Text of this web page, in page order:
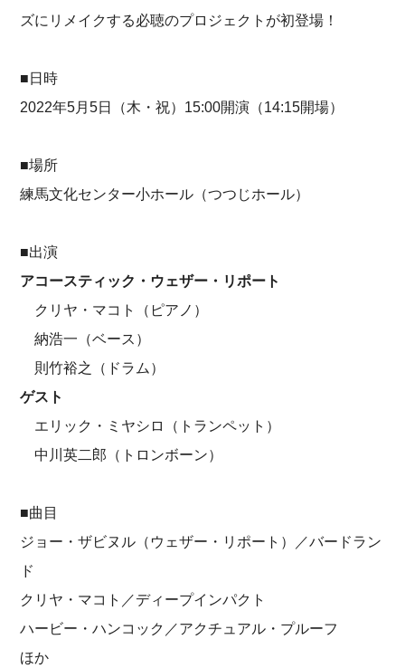
ズにリメイクする必聴のプロジェクトが初登場！
■日時
2022年5月5日（木・祝）15:00開演（14:15開場）
■場所
練馬文化センター小ホール（つつじホール）
■出演
アコースティック・ウェザー・リポート
クリヤ・マコト（ピアノ）
納浩一（ベース）
則竹裕之（ドラム）
ゲスト
エリック・ミヤシロ（トランペット）
中川英二郎（トロンボーン）
■曲目
ジョー・ザビヌル（ウェザー・リポート）／バードラン
ド
クリヤ・マコト／ディープインパクト
ハービー・ハンコック／アクチュアル・プルーフ
ほか